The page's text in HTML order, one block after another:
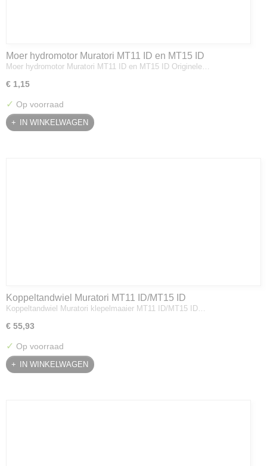
Moer hydromotor Muratori MT11 ID en MT15 ID
Moer hydromotor Muratori MT11 ID en MT15 ID Originele…
€ 1,15
✓ Op voorraad
IN WINKELWAGEN
Koppeltandwiel Muratori MT11 ID/MT15 ID
Koppeltandwiel Muratori klepelmaaier MT11 ID/MT15 ID…
€ 55,93
✓ Op voorraad
IN WINKELWAGEN